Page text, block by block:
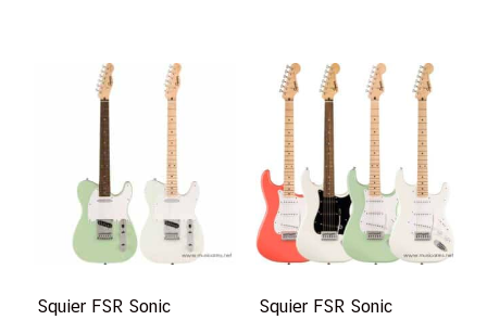
Squier FSR Sonic
Squier FSR Sonic